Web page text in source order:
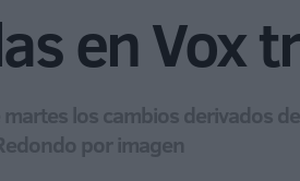
en
los cambios derivados
por imagen